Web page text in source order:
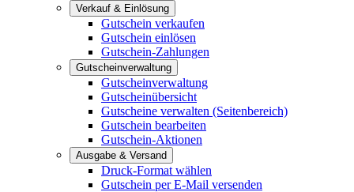
Verkauf & Einlösung
Gutschein verkaufen
Gutschein einlösen
Gutschein-Zahlungen
Gutscheinverwaltung
Gutscheinverwaltung
Gutscheinübersicht
Gutscheine verwalten (Seitenbereich)
Gutschein bearbeiten
Gutschein-Aktionen
Ausgabe & Versand
Druck-Format wählen
Gutschein per E-Mail versenden